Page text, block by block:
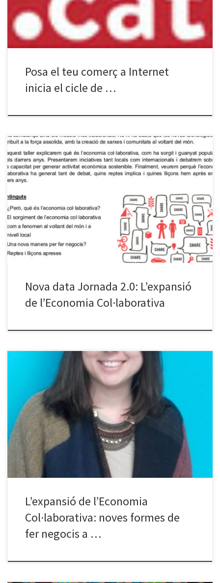
Vallsgenera i la regidoria de […]
Posa el teu comerç a Internet
inicia el cicle de …
La xerrada sobre Economia Col·laborativa, pervista per aquest
dimarts 14 de juny que vam haver de posposar per raons de força
major, es realitzarà dimarts 28 de juny a les 19 h. La ponent
encarregada de presentar el tema serà l’Eleni Papaoikonomou,
especialista en comportament del consumidor i economia
col∙laborativa. […]
Nova data Jornada 2.0: L’expansió
de l’Economia Col·laborativa
Dimarts 14 de juny tindrem l’última xerrada de la temporada del
cicle de Jornades 2.0 . En aquesta ocasió les Jornades 2.0 acolliran
els Dimarts Emprenedors de la URV. El tema a tractar és de màxima
actualitat: L’expansió de l’Economia Col·laborativa: noves formes
de fer negocis. En els darrers anys […]
L’expansió de l’Economia
Col·laborativa: noves formes de
fer negocis a …